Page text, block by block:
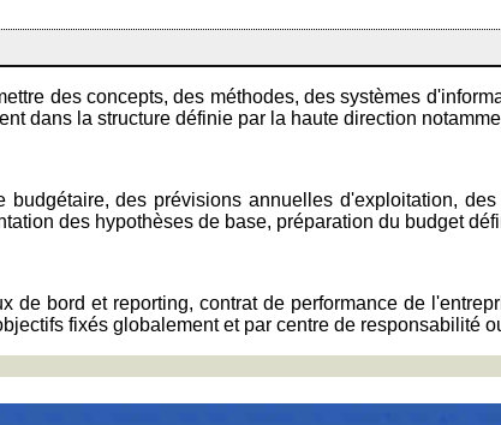
des concepts, des méthodes, des systèmes
dans la structure définie par la haute direction
des prévisions annuelles d'exploitation,
des hypothèses de base, préparation du budget
bord et reporting, contrat de performance de
fixés globalement et par centre de responsabilité